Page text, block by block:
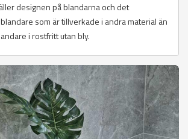
designen på blandarna och det
som är tillverkade i andra material än
i rostfritt utan bly.